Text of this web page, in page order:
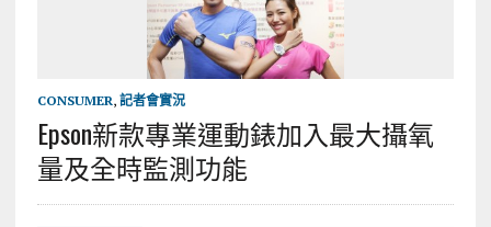
CONSUMER, 記者會實況
Epson新款專業運動錶加入最大攝氧
量及全時監測功能